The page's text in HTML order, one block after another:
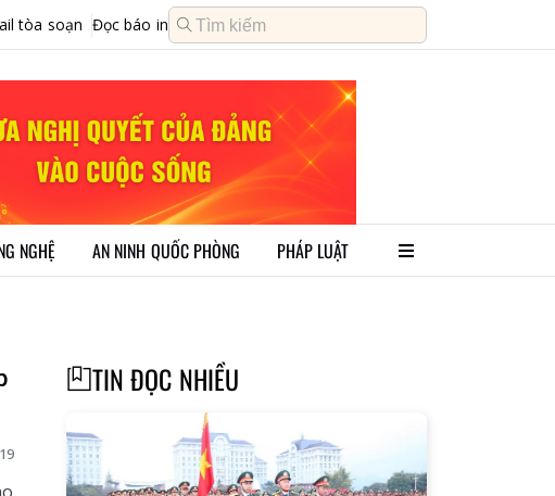
tòa soạn Đọc báo in
NGHỆ AN NINH QUỐC PHÒNG PHÁP LUẬT
TIN ĐỌC NHIỀU